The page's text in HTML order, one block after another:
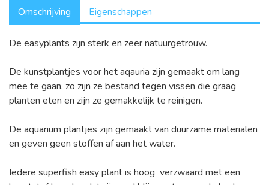
Omschrijving Eigenschappen
De easyplants zijn sterk en zeer natuurgetrouw.
De kunstplantjes voor het aqauria zijn gemaakt om lang
mee te gaan, zo zijn ze bestand tegen vissen die graag
planten eten en zijn ze gemakkelijk te reinigen.
De aquarium plantjes zijn gemaakt van duurzame materialen
en geven geen stoffen af aan het water.
Iedere superfish easy plant is hoog verzwaard met een